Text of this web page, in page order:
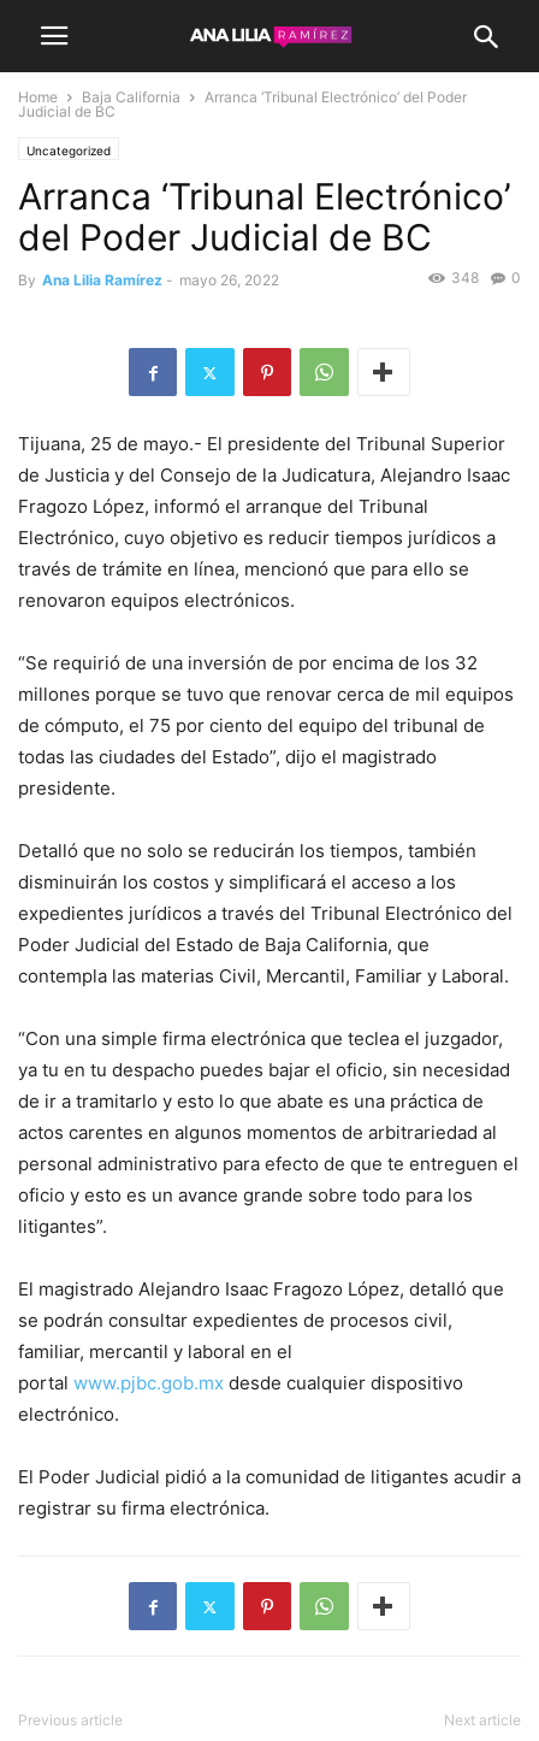
Home Baja California
Arranca ‘Tribunal Electrónico’ del Poder
Judicial de BC
Uncategorized
Arranca ‘Tribunal Electrónico’
del Poder Judicial de BC
By Ana Lilia Ramírez - mayo 26, 2022 0
348
Tijuana, 25 de mayo.- El presidente del Tribunal Superior
de Justicia y del Consejo de la Judicatura, Alejandro Isaac
Fragozo López, informó el arranque del Tribunal
Electrónico, cuyo objetivo es reducir tiempos jurídicos a
través de trámite en línea, mencionó que para ello se
renovaron equipos electrónicos.
“Se requirió de una inversión de por encima de los 32
millones porque se tuvo que renovar cerca de mil equipos
de cómputo, el 75 por ciento del equipo del tribunal de
todas las ciudades del Estado”, dijo el magistrado
presidente.
Detalló que no solo se reducirán los tiempos, también
disminuirán los costos y simplificará el acceso a los
expedientes jurídicos a través del Tribunal Electrónico del
Poder Judicial del Estado de Baja California, que
contempla las materias Civil, Mercantil, Familiar y Laboral.
“Con una simple firma electrónica que teclea el juzgador,
ya tu en tu despacho puedes bajar el oficio, sin necesidad
de ir a tramitarlo y esto lo que abate es una práctica de
actos carentes en algunos momentos de arbitrariedad al
personal administrativo para efecto de que te entreguen el
oficio y esto es un avance grande sobre todo para los
litigantes”.
El magistrado Alejandro Isaac Fragozo López, detalló que
se podrán consultar expedientes de procesos civil,
familiar, mercantil y laboral en el
portal www.pjbc.gob.mx desde cualquier dispositivo
electrónico.
El Poder Judicial pidió a la comunidad de litigantes acudir a
registrar su firma electrónica.
Previous article Next article